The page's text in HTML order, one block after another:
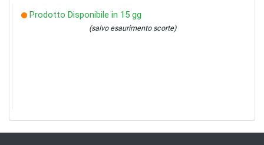
Prodotto Disponibile in 15 gg
(salvo esaurimento scorte)